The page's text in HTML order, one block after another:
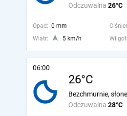
Odczuwalna 26°C
Opad: 0 mm
Wiatr:
5 km/h
06:00
26°C
Odczuwalna 28°C
Bezchmurnie,